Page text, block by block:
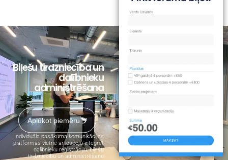
Biļešu tirdzniecība un
dalībnieku
administrēšana
Aplūkot piemēru
Individuāla pasākuma komunikācijas
platformas vietne ar iespēju integrēt
dalībnieku reģistrāciju, biļešu
tirdzniecību un administrēšanu